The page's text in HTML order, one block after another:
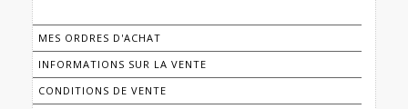
MES ORDRES D'ACHAT
INFORMATIONS SUR LA VENTE
CONDITIONS DE VENTE